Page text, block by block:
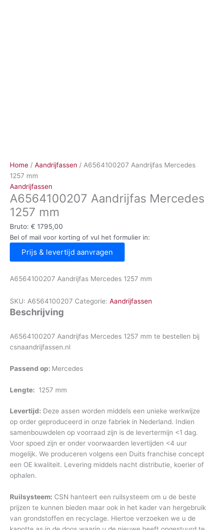
Home / Aandrijfassen / A6564100207 Aandrijfas Mercedes
1257 mm
Aandrijfassen
A6564100207 Aandrijfas Mercedes
1257 mm
Bruto: € 1795,00
Bel of mail voor korting of vul het formulier in:
Prijs & levertijd aanvragen
A6564100207 Aandrijfas Mercedes 1257 mm
SKU: A6564100207 Categorie: Aandrijfassen
Beschrijving
A6564100207 Aandrijfas Mercedes 1257 mm te bestellen bij
csnaandrijfassen.nl
Passend op: Mercedes
Lengte: 1257 mm
Levertijd: Deze assen worden middels een unieke werkwijze
op order geproduceerd in onze fabriek in Nederland. Indien
samenbouwdelen op voorraad zijn is de levertermijn <1 dag.
Voor spoed zijn er onder voorwaarden levertijden <4 uur
mogelijk. We produceren volgens een Duits franchise concept
een OE kwaliteit. Levering middels nacht distributie, koerier of
ophalen.
Ruilsysteem: CSN hanteert een ruilsysteem om u de beste
prijzen te kunnen bieden maar ook in het kader van hergebruik
van grondstoffen en recyclage. Hiertoe verzoeken we u de